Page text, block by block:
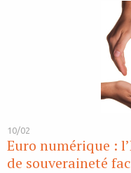
10/02
Euro numérique :
de souveraineté